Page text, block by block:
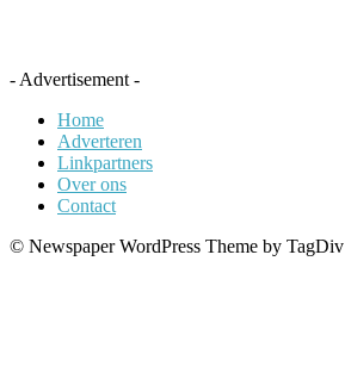
- Advertisement -
Home
Adverteren
Linkpartners
Over ons
Contact
© Newspaper WordPress Theme by TagDiv